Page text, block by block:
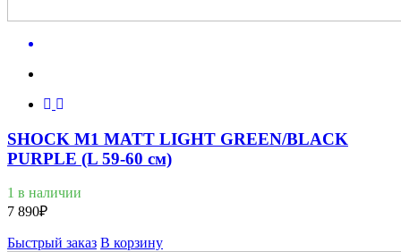
SHOCK M1 MATT LIGHT GREEN/BLACK
PURPLE (L 59-60 см)
1 в наличии
7 890₽
Быстрый заказ В корзину